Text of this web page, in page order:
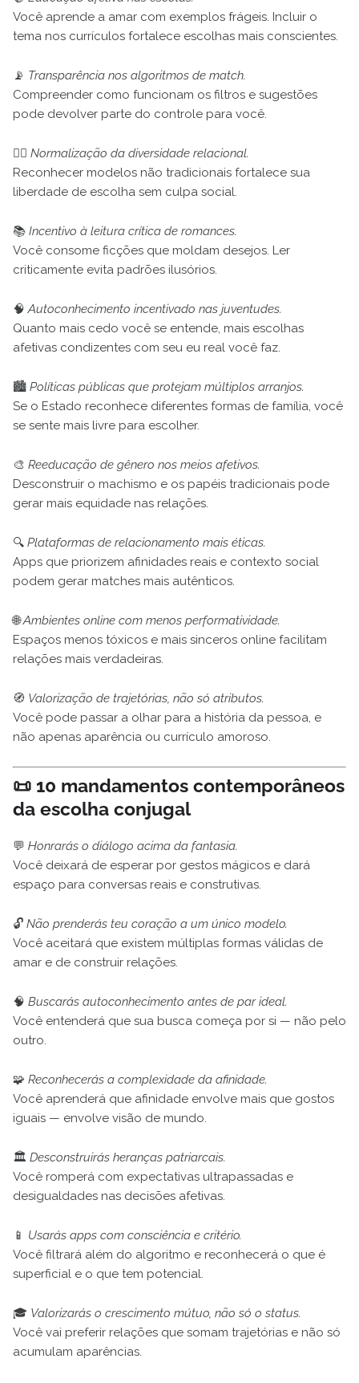
Você aprende a amar com exemplos frágeis. Incluir o
tema nos currículos fortalece escolhas mais conscientes.
📡 Transparência nos algoritmos de match.
Compreender como funcionam os filtros e sugestões
pode devolver parte do controle para você.
🏳️‍🌈 Normalização da diversidade relacional.
Reconhecer modelos não tradicionais fortalece sua
liberdade de escolha sem culpa social.
📚 Incentivo à leitura crítica de romances.
Você consome ficções que moldam desejos. Ler
criticamente evita padrões ilusórios.
🧠Autoconhecimento incentivado nas juventudes.
Quanto mais cedo você se entende, mais escolhas
afetivas condizentes com seu eu real você faz.
🏙️ Políticas públicas que protejam múltiplos arranjos.
Se o Estado reconhece diferentes formas de família, você
se sente mais livre para escolher.
🎨 Reeducação de gênero nos meios afetivos.
Desconstruir o machismo e os papéis tradicionais pode
gerar mais equidade nas relações.
🔍 Plataformas de relacionamento mais éticas.
Apps que priorizem afinidades reais e contexto social
podem gerar matches mais autênticos.
🌐Ambientes online com menos performatividade.
Espaços menos tóxicos e mais sinceros online facilitam
relações mais verdadeiras.
🧭 Valorização de trajetórias, não só atributos.
Você pode passar a olhar para a história da pessoa, e
não apenas aparência ou currículo amoroso.
📜 10 mandamentos contemporâneos
da escolha conjugal
💬 Honrarás o diálogo acima da fantasia.
Você deixará de esperar por gestos mágicos e dará
espaço para conversas reais e construtivas.
🔓 Não prenderás teu coração a um único modelo.
Você aceitará que existem múltiplas formas válidas de
amar e de construir relações.
🧠 Buscarás autoconhecimento antes de par ideal.
Você entenderá que sua busca começa por si — não pelo
outro.
🧩 Reconhecerás a complexidade da afinidade.
Você aprenderá que afinidade envolve mais que gostos
iguais — envolve visão de mundo.
🏛️ Desconstruirás heranças patriarcais.
Você romperá com expectativas ultrapassadas e
desigualdades nas decisões afetivas.
📱 Usarás apps com consciência e critério.
Você filtrará além do algoritmo e reconhecerá o que é
superficial e o que tem potencial.
🎓 Valorizarás o crescimento mútuo, não só o status.
Você vai preferir relações que somam trajetórias e não só
acumulam aparências.